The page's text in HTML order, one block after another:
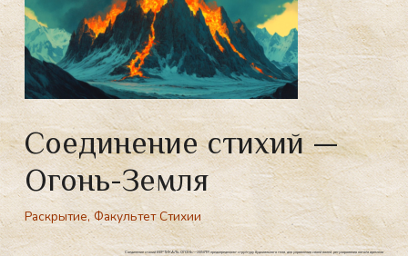
Соединение стихий —
Огонь-Земля
Раскрытие,Факультет Стихии
Соединение стихий ВЕРТИКАЛЬ ОГОНЬ—ЗЕМЛЯ предопределяют структуру будхиального тела, для управления своей волей, регулирования потока времени